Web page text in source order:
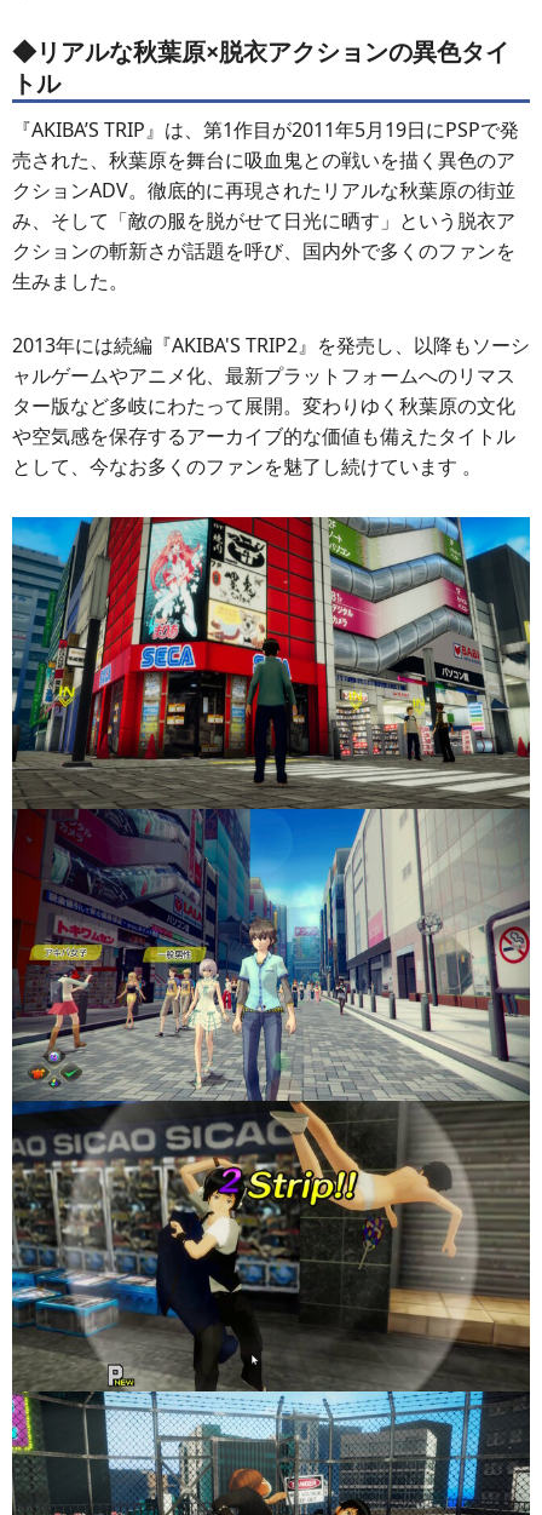
◆リアルな秋葉原×脱衣アクションの異色タイ
トル
『AKIBA’S TRIP』は、第1作目が2011年5月19日にPSPで発
売された、秋葉原を舞台に吸血鬼との戦いを描く異色のア
クションADV。徹底的に再現されたリアルな秋葉原の街並
み、そして「敵の服を脱がせて日光に晒す」という脱衣ア
クションの斬新さが話題を呼び、国内外で多くのファンを
生みました。
2013年には続編『AKIBA'S TRIP2』を発売し、以降もソーシ
ャルゲームやアニメ化、最新プラットフォームへのリマス
ター版など多岐にわたって展開。変わりゆく秋葉原の文化
や空気感を保存するアーカイブ的な価値も備えたタイトル
として、今なお多くのファンを魅了し続けています 。